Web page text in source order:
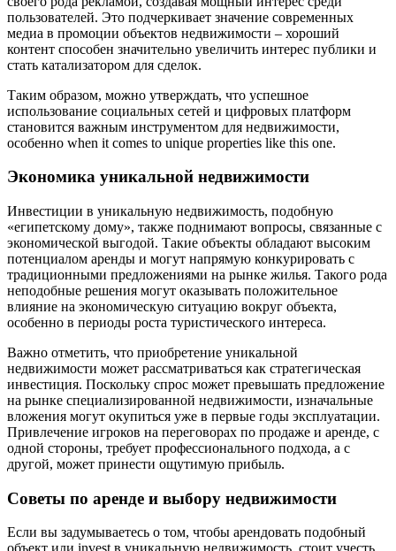
пользователей. Это подчеркивает значение современных
медиа в промоции объектов недвижимости – хороший
контент способен значительно увеличить интерес публики и
стать катализатором для сделок.
Таким образом, можно утверждать, что успешное
использование социальных сетей и цифровых платформ
становится важным инструментом для недвижимости,
особенно when it comes to unique properties like this one.
Экономика уникальной недвижимости
Инвестиции в уникальную недвижимость, подобную
«египетскому дому», также поднимают вопросы, связанные с
экономической выгодой. Такие объекты обладают высоким
потенциалом аренды и могут напрямую конкурировать с
традиционными предложениями на рынке жилья. Такого рода
неподобные решения могут оказывать положительное
влияние на экономическую ситуацию вокруг объекта,
особенно в периоды роста туристического интереса.
Важно отметить, что приобретение уникальной
недвижимости может рассматриваться как стратегическая
инвестиция. Поскольку спрос может превышать предложение
на рынке специализированной недвижимости, изначальные
вложения могут окупиться уже в первые годы эксплуатации.
Привлечение игроков на переговорах по продаже и аренде, с
одной стороны, требует профессионального подхода, а с
другой, может принести ощутимую прибыль.
Советы по аренде и выбору недвижимости
Если вы задумываетесь о том, чтобы арендовать подобный